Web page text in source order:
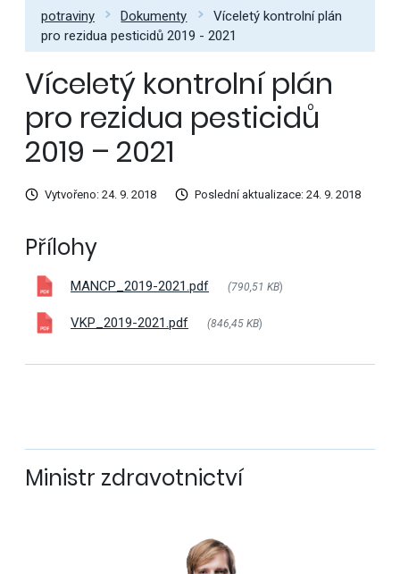
potraviny
Dokumenty
Víceletý kontrolní plán
pro rezidua pesticidů 2019 - 2021
Víceletý kontrolní plán
pro rezidua pesticidů
2019 – 2021
Vytvořeno: 24. 9. 2018 Poslední aktualizace: 24. 9. 2018
Přílohy
MANCP_2019-2021.pdf (790,51 KB)
VKP_2019-2021.pdf (846,45 KB)
Ministr zdravotnictví